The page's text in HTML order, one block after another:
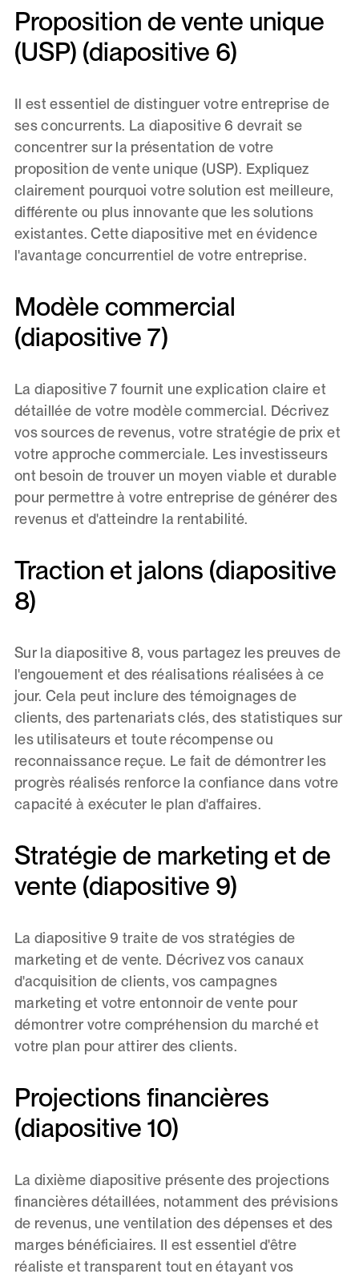
Proposition de vente unique
(USP) (diapositive 6)
Il est essentiel de distinguer votre entreprise de
ses concurrents. La diapositive 6 devrait se
concentrer sur la présentation de votre
proposition de vente unique (USP). Expliquez
clairement pourquoi votre solution est meilleure,
différente ou plus innovante que les solutions
existantes. Cette diapositive met en évidence
l'avantage concurrentiel de votre entreprise.
Modèle commercial
(diapositive 7)
La diapositive 7 fournit une explication claire et
détaillée de votre modèle commercial. Décrivez
vos sources de revenus, votre stratégie de prix et
votre approche commerciale. Les investisseurs
ont besoin de trouver un moyen viable et durable
pour permettre à votre entreprise de générer des
revenus et d'atteindre la rentabilité.
Traction et jalons (diapositive
8)
Sur la diapositive 8, vous partagez les preuves de
l'engouement et des réalisations réalisées à ce
jour. Cela peut inclure des témoignages de
clients, des partenariats clés, des statistiques sur
les utilisateurs et toute récompense ou
reconnaissance reçue. Le fait de démontrer les
progrès réalisés renforce la confiance dans votre
capacité à exécuter le plan d'affaires.
Stratégie de marketing et de
vente (diapositive 9)
La diapositive 9 traite de vos stratégies de
marketing et de vente. Décrivez vos canaux
d'acquisition de clients, vos campagnes
marketing et votre entonnoir de vente pour
démontrer votre compréhension du marché et
votre plan pour attirer des clients.
Projections financières
(diapositive 10)
La dixième diapositive présente des projections
financières détaillées, notamment des prévisions
de revenus, une ventilation des dépenses et des
marges bénéficiaires. Il est essentiel d'être
réaliste et transparent tout en étayant vos